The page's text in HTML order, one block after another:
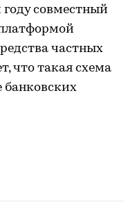
году совместный
частных
что такая схема
банковских